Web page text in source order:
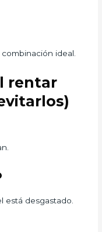
ideal.
rentar
está desgastado.